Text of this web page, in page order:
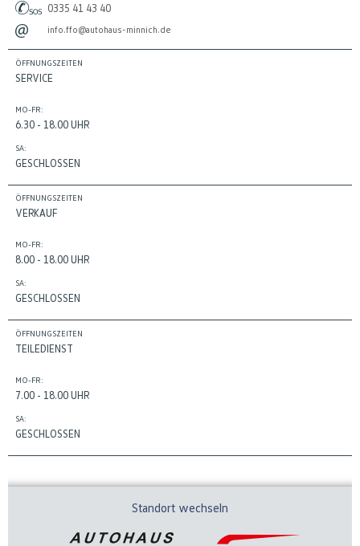
0335 41 43 40
info.ffo@autohaus-minnich.de
ÖFFNUNGSZEITEN
SERVICE
MO-FR:
6.30 - 18.00 UHR
SA:
GESCHLOSSEN
ÖFFNUNGSZEITEN
VERKAUF
MO-FR:
8.00 - 18.00 UHR
SA:
GESCHLOSSEN
ÖFFNUNGSZEITEN
TEILEDIENST
MO-FR:
7.00 - 18.00 UHR
SA:
GESCHLOSSEN
Standort wechseln